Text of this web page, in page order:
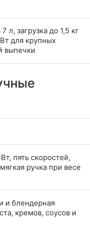
л, загрузка до 1,5 кг
для крупных
выпечки
пять скоростей,
ручка при весе
и блендерная
кремов, соусов и